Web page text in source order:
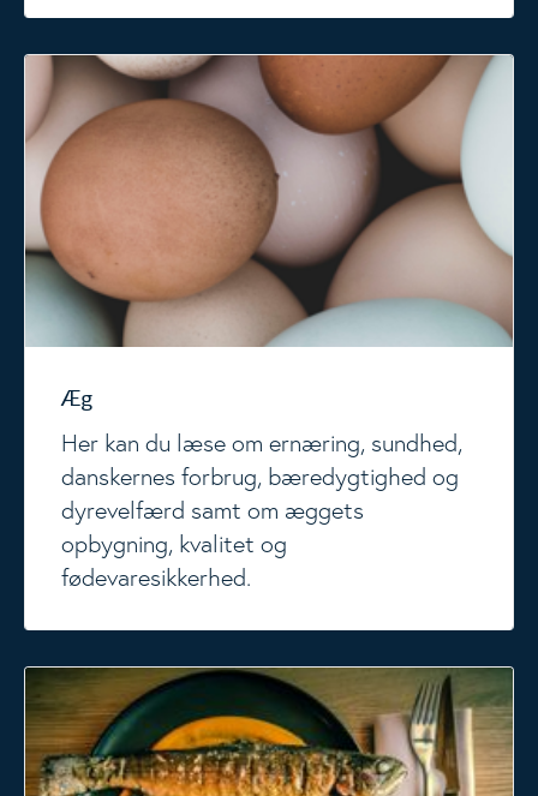
Æg
Her kan du læse om ernæring, sundhed,
danskernes forbrug, bæredygtighed og
dyrevelfærd samt om æggets
opbygning, kvalitet og
fødevaresikkerhed.
Fisk